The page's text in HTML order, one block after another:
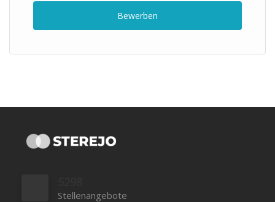
Bewerben
Stellenangebote